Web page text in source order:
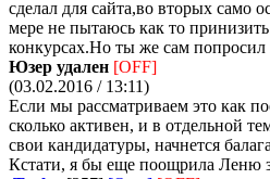
сделал для сайта,во вторых само
мере не пытаюсь как то
конкурсах.Но ты же сам
Юзер удален [OFF]
(03.02.2016 / 13:11)
Если мы рассматриваем это как
сколько активен, и в отдельной
свои кандидатуры, начнется
Кстати, я бы еще поощрила Леню